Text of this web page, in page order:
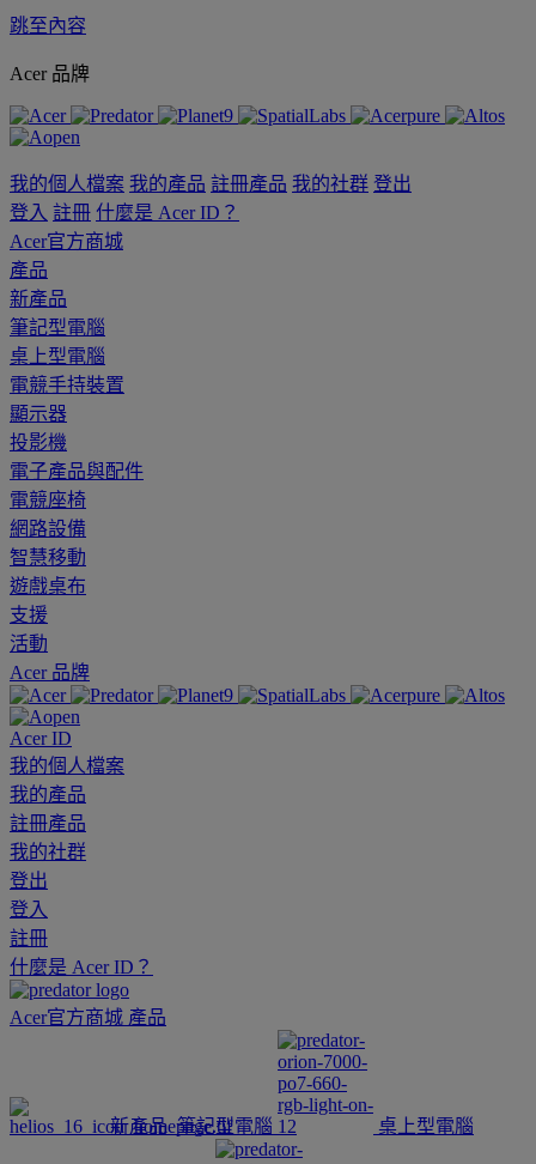
跳至內容
Acer 品牌
我的個人檔案 我的產品 註冊產品 我的社群 登出
登入 註冊 什麼是 Acer ID？
Acer官方商城
產品
新產品
筆記型電腦
桌上型電腦
電競手持裝置
顯示器
投影機
電子產品與配件
電競座椅
網路設備
智慧移動
遊戲桌布
支援
活動
Acer 品牌
Acer ID
我的個人檔案
我的產品
註冊產品
我的社群
登出
登入
註冊
什麼是 Acer ID？
Acer官方商城 產品
新產品 筆記型電腦 桌上型電腦